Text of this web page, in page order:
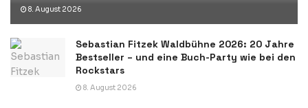
8. August 2026
Sebastian Fitzek Waldbühne 2026: 20 Jahre
Bestseller – und eine Buch-Party wie bei den
Rockstars
8. August 2026